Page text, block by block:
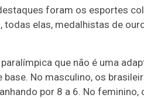
foram os esportes
todas elas, medalhistas de
que não é uma
base. No masculino, os
por 8 a 6. No